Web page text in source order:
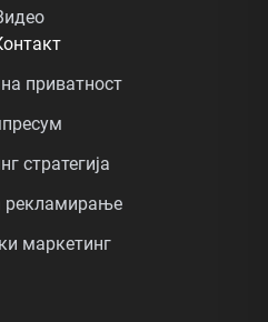
приватност
стратегија
рекламирање
маркетинг